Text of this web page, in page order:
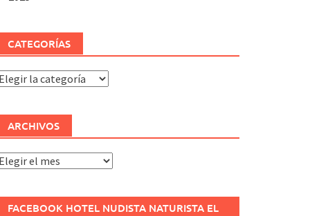
CATEGORÍAS
Categorías
ARCHIVOS
Archivos
FACEBOOK HOTEL NUDISTA NATURISTA EL